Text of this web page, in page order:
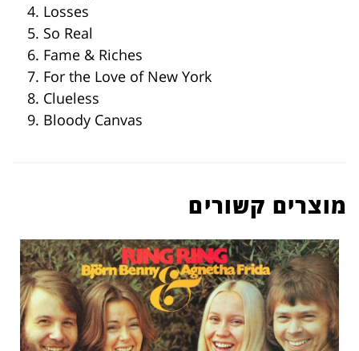
4. Losses
5. So Real
6. Fame & Riches
7. For the Love of New York
8. Clueless
9. Bloody Canvas
מוצרים קשורים